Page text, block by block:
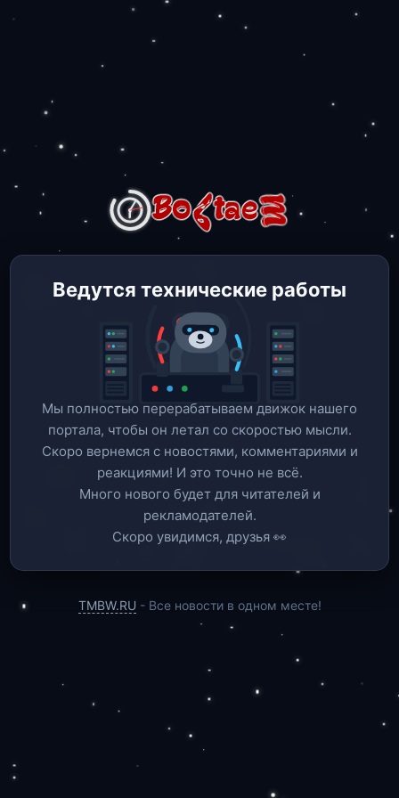
Ведутся технические работы
Мы полностью перерабатываем движок нашего
портала, чтобы он летал со скоростью мысли.
Скоро вернемся c новостями, комментариями и
реакциями! И это точно не всё.
Много нового будет для читателей и
рекламодателей.
Скоро увидимся, друзья 👀
TMBW.RU - Все новости в одном месте!